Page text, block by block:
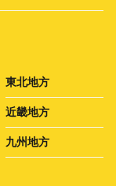
東北地方
近畿地方
九州地方